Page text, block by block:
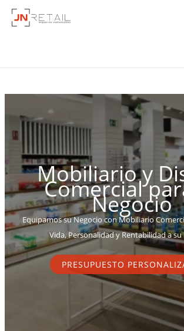
Mobiliario y
Comercial
Negocio
Equipamos su Negocio con Mobiliario
Vida, Personalidad y Rentabilidad a su
PRESUPUESTO